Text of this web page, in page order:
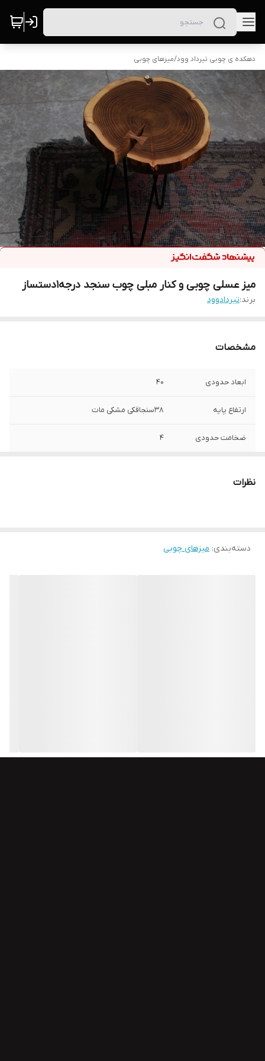
دهکده ی چوبی تیرداد وود/میزهای چوبی
میز عسلی چوبی و کنار مبلی چوب سنجد درجه1دستساز
برند:تیردادوود
مشخصات
ابعاد حدودی 40
ارتفاع پایه 38سنجاقکی مشکی مات
ضخامت حدودی 4
نظرات
دسته‌بندی: میزهای چوبی